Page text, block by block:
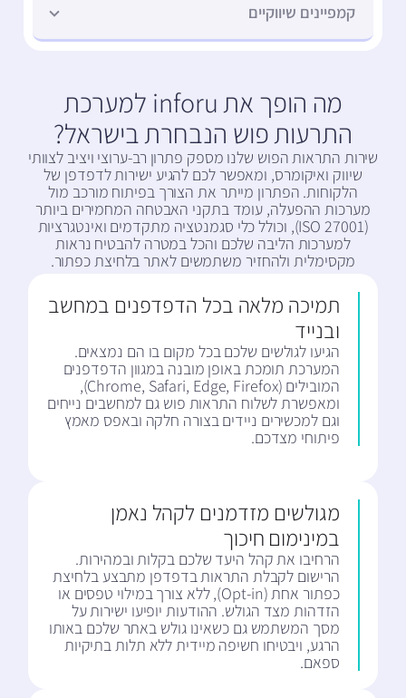
קמפיינים שיווקיים
מה הופך את inforu למערכת
התרעות פוש הנבחרת בישראל?
שירות התראות הפוש שלנו מספק פתרון רב-ערוצי ויציב לצוותי
שיווק ואיקומרס, ומאפשר לכם להגיע ישירות לדפדפן של
הלקוחות. הפתרון מייתר את הצורך בפיתוח מורכב מול
מערכות ההפעלה, עומד בתקני האבטחה המחמירים ביותר
(ISO 27001), וכולל כלי סגמנטציה מתקדמים ואינטגרציות
למערכות הליבה שלכם והכל במטרה להבטיח נראות
מקסימלית ולהחזיר משתמשים לאתר בלחיצת כפתור.
תמיכה מלאה בכל הדפדפנים במחשב
ובנייד
הגיעו לגולשים שלכם בכל מקום בו הם נמצאים.
המערכת תומכת באופן מובנה במגוון הדפדפנים
המובילים (Chrome, Safari, Edge, Firefox),
ומאפשרת לשלוח התראות פוש גם למחשבים נייחים
וגם למכשירים ניידים בצורה חלקה ובאפס מאמץ
פיתוחי מצדכם.
מגולשים מזדמנים לקהל נאמן
במינימום חיכוך
הרחיבו את קהל היעד שלכם בקלות ובמהירות.
הרישום לקבלת התראות בדפדפן מתבצע בלחיצת
כפתור אחת (Opt-in), ללא צורך במילוי טפסים או
הזדהות מצד הגולש. ההודעות יופיעו ישירות על
מסך המשתמש גם כשאינו גולש באתר שלכם באותו
הרגע, ויבטיחו חשיפה מיידית ללא תלות בתיקיות
ספאם.